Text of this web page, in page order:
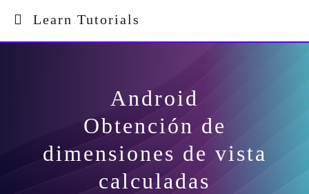
Learn Tutorials
Android
Obtención de
dimensiones de vista
calculadas